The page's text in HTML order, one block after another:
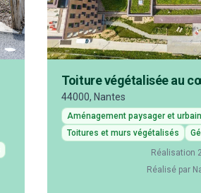
Toiture végétalisée au
44000, Nantes
Aménagement paysager et urbain
Toitures et murs végétalisés
Réalisation
Réalisé par